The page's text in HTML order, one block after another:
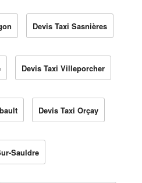
Devis Taxi Sasnières
Devis Taxi Villeporcher
Devis Taxi Orçay
Sauldre